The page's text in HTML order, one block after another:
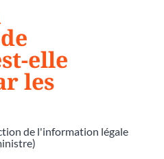
elle
les
de l'information légale